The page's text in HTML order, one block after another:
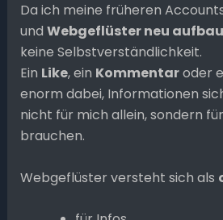
Da ich meine früheren
und Webgeflüster neu
keine Selbstverständlichkeit.
Ein Like, ein Kommentaroder
enorm dabei, Informationen
nicht für mich allein, sondern
brauchen.
Webgeflüster versteht sich als